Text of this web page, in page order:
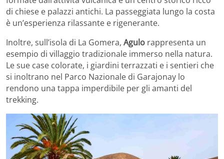
di chiese e palazzi antichi. La passeggiata lungo la costa
è un’esperienza rilassante e rigenerante.
Inoltre, sull’isola di La Gomera, Agulo rappresenta un
esempio di villaggio tradizionale immerso nella natura.
Le sue case colorate, i giardini terrazzati e i sentieri che
si inoltrano nel Parco Nazionale di Garajonay lo
rendono una tappa imperdibile per gli amanti del
trekking.